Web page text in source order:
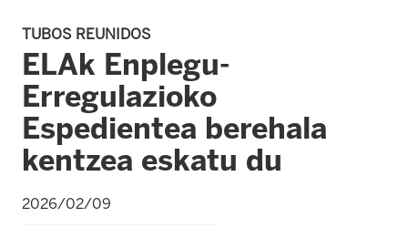
TUBOS REUNIDOS
ELAk Enplegu-
Erregulazioko
Espedientea berehala
kentzea eskatu du
2026/02/09